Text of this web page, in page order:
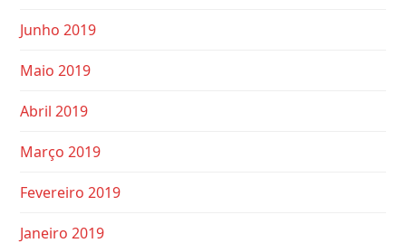
Junho 2019
Maio 2019
Abril 2019
Março 2019
Fevereiro 2019
Janeiro 2019